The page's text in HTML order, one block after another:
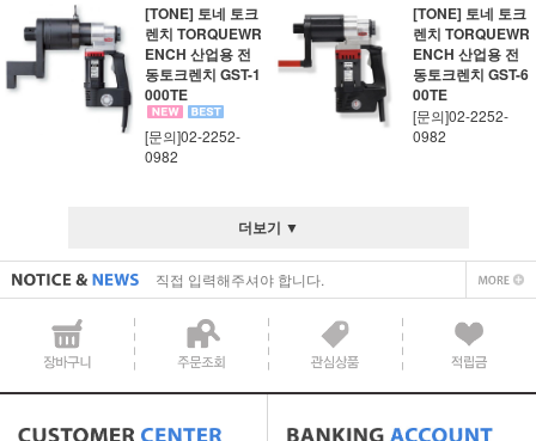
[TONE] 토네 토크
렌치 TORQUEWR
ENCH 산업용 전
동토크렌치 GST-1
000TE
[문의]02-2252-
0982
[TONE] 토네 토크
렌치 TORQUEWR
ENCH 산업용 전
동토크렌치 GST-6
00TE
[문의]02-2252-
0982
더보기 ▼
직접 입력해주셔야 합니다.
공지사항 텍스트1